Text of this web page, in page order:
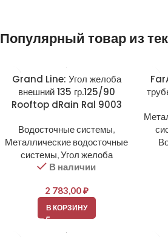
Популярный товар из
Grand Line: Угол желоба
внешний 135 гр.125/90
Rooftop dRain Ral 9003
Водосточные системы,
Металлические водосточные
системы,Угол желоба
В наличии
2 783,00₽
В КОРЗИНУ